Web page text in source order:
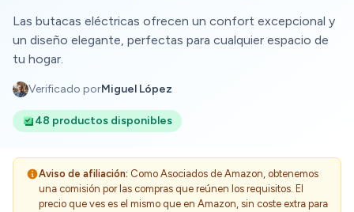
Las butacas eléctricas ofrecen un confort excepcional y
un diseño elegante, perfectas para cualquier espacio de
tu hogar.
Verificado porMiguel López
48 productos disponibles
Aviso de afiliación: Como Asociados de Amazon, obtenemos
una comisión por las compras que reúnen los requisitos. El
precio que ves es el mismo que en Amazon, sin coste extra para